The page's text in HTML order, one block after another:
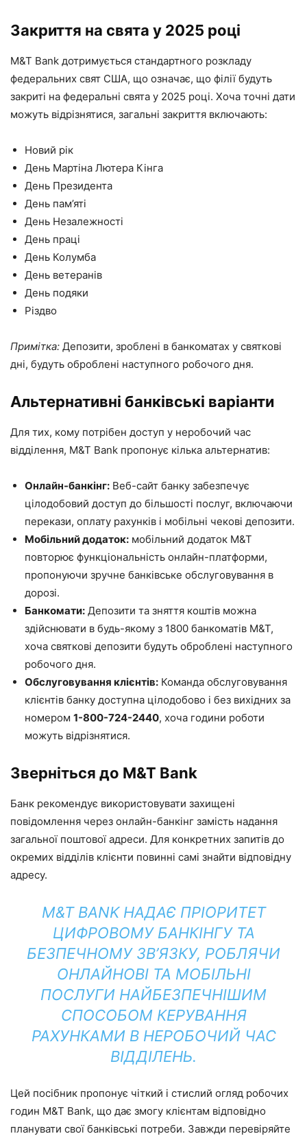
Закриття на свята у 2025 році
M&T Bank дотримується стандартного розкладу
федеральних свят США, що означає, що філії будуть
закриті на федеральні свята у 2025 році. Хоча точні дати
можуть відрізнятися, загальні закриття включають:
Новий рік
День Мартіна Лютера Кінга
День Президента
День пам’яті
День Незалежності
День праці
День Колумба
День ветеранів
День подяки
Різдво
Примітка: Депозити, зроблені в банкоматах у святкові
дні, будуть оброблені наступного робочого дня.
Альтернативні банківські варіанти
Для тих, кому потрібен доступ у неробочий час
відділення, M&T Bank пропонує кілька альтернатив:
Онлайн-банкінг: Веб-сайт банку забезпечує
цілодобовий доступ до більшості послуг, включаючи
перекази, оплату рахунків і мобільні чекові депозити.
Мобільний додаток: мобільний додаток M&T
повторює функціональність онлайн-платформи,
пропонуючи зручне банківське обслуговування в
дорозі.
Банкомати: Депозити та зняття коштів можна
здійснювати в будь-якому з 1800 банкоматів M&T,
хоча святкові депозити будуть оброблені наступного
робочого дня.
Обслуговування клієнтів: Команда обслуговування
клієнтів банку доступна цілодобово і без вихідних за
номером 1-800-724-2440, хоча години роботи
можуть відрізнятися.
Зверніться до M&T Bank
Банк рекомендує використовувати захищені
повідомлення через онлайн-банкінг замість надання
загальної поштової адреси. Для конкретних запитів до
окремих відділів клієнти повинні самі знайти відповідну
адресу.
M&T BANK НАДАЄ ПРІОРИТЕТ
ЦИФРОВОМУ БАНКІНГУ ТА
БЕЗПЕЧНОМУ ЗВ’ЯЗКУ, РОБЛЯЧИ
ОНЛАЙНОВІ ТА МОБІЛЬНІ
ПОСЛУГИ НАЙБЕЗПЕЧНІШИМ
СПОСОБОМ КЕРУВАННЯ
РАХУНКАМИ В НЕРОБОЧИЙ ЧАС
ВІДДІЛЕНЬ.
Цей посібник пропонує чіткий і стислий огляд робочих
годин M&T Bank, що дає змогу клієнтам відповідно
планувати свої банківські потреби. Завжди перевіряйте